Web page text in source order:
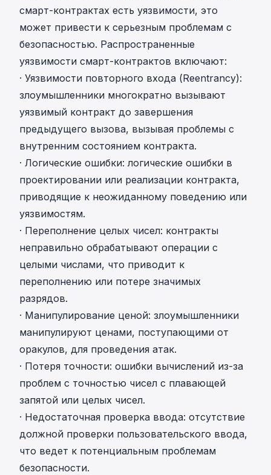
смарт-контрактах есть уязвимости, это
может привести к серьезным проблемам с
безопасностью. Распространенные
уязвимости смарт-контрактов включают:
· Уязвимости повторного входа (Reentrancy):
злоумышленники многократно вызывают
уязвимый контракт до завершения
предыдущего вызова, вызывая проблемы с
внутренним состоянием контракта.
· Логические ошибки: логические ошибки в
проектировании или реализации контракта,
приводящие к неожиданному поведению или
уязвимостям.
· Переполнение целых чисел: контракты
неправильно обрабатывают операции с
целыми числами, что приводит к
переполнению или потере значимых
разрядов.
· Манипулирование ценой: злоумышленники
манипулируют ценами, поступающими от
оракулов, для проведения атак.
· Потеря точности: ошибки вычислений из-за
проблем с точностью чисел с плавающей
запятой или целых чисел.
· Недостаточная проверка ввода: отсутствие
должной проверки пользовательского ввода,
что ведет к потенциальным проблемам
безопасности.